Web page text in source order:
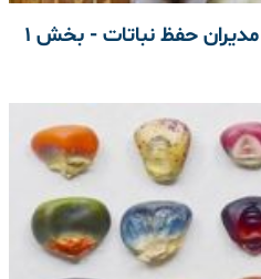
حفظ نباتات - بخش ۱